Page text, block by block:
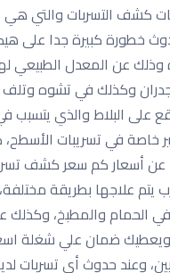
كشف التسربات
خطورة كبيرة جدا على
وذلك عن المعدل الطبيعي
وكذلك في تشوه وتلف
على البلاط والذي يتسبب
خاصة في تسريبات
عن أسعار كم سعر كشف
علاجها بطريقة
الحمام والمطبخ، وكذلك
١٥٠ ريال سعودي يخصم من قيمة الإصلاح
وعند حدوث أي تسربات